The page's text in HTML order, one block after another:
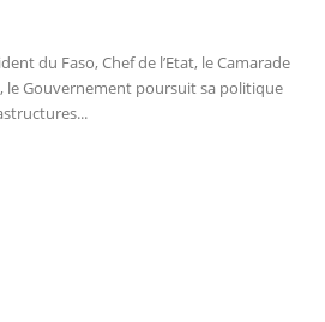
du Faso, Chef de l’Etat, le Camarade
le Gouvernement poursuit sa politique